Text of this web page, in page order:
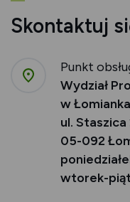
Skontaktuj
Punkt
Wydział
w
ul. Staszica
05-092
wtorek-